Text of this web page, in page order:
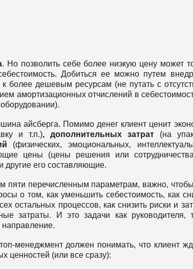
. Но позволить себе более низкую цену может
Добиться ее можно путем
более дешевым ресурсам (не путать с
амортизационных отчислений в
айсберга. Помимо денег клиент ценит
и т.п.), дополнительных затрат (на
(физических, эмоциональных,
цены (цены решения или
другие его составляющие.
пяти перечисленным параметрам, важно,
о том, как уменьшить себестоимость, как
остальных процессов, как снизить риски и
затраты. И это задачи как руководителя,
направление.
менеджмент должен понимать, что клиент
ценностей (или все сразу):